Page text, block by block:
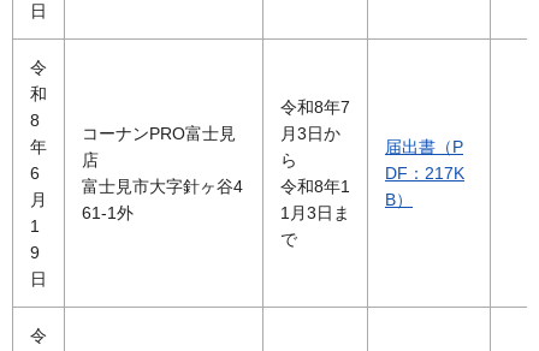
日
令
和
8
年
6
月
1
9
日
コーナンPRO富士見
店
富士見市大字針ヶ谷4
61-1外
令和8年7
月3日か
ら
令和8年1
1月3日ま
で
届出書（P
DF：217K
B）
令